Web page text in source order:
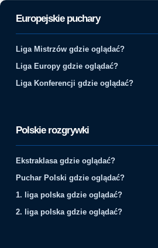
Europejskie puchary
Liga Mistrzów gdzie oglądać?
Liga Europy gdzie oglądać?
Liga Konferencji gdzie oglądać?
Polskie rozgrywki
Ekstraklasa gdzie oglądać?
Puchar Polski gdzie oglądać?
1. liga polska gdzie oglądać?
2. liga polska gdzie oglądać?